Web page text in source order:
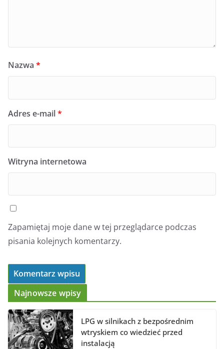
Nazwa *
Adres e-mail*
Witryna internetowa
Zapamiętaj moje dane w tej przeglądarce podczas
pisania kolejnych komentarzy.
Najnowsze wpisy
LPG w silnikach z bezpośrednim
wtryskiem co wiedzieć przed
instalacją